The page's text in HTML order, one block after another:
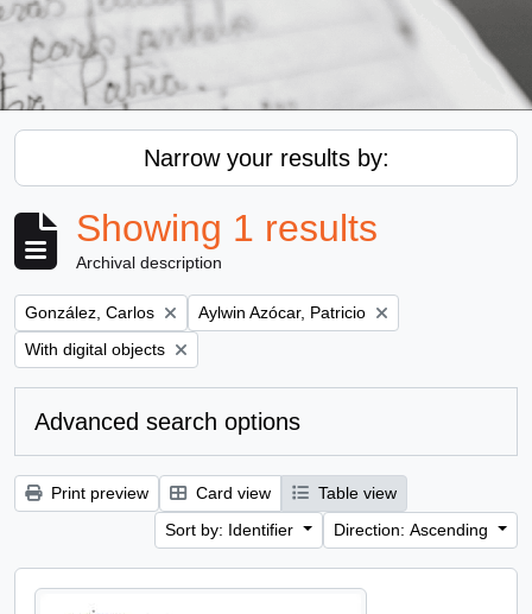
Narrow your results by:
Showing 1 results
Archival description
Remove filter:
González, Carlos Remove filter:
Aylwin Azócar, Patricio
Remove filter:
With digital objects
Advanced search options
Print preview Card view
Table view
Sort by: Identifier
Direction: Ascending